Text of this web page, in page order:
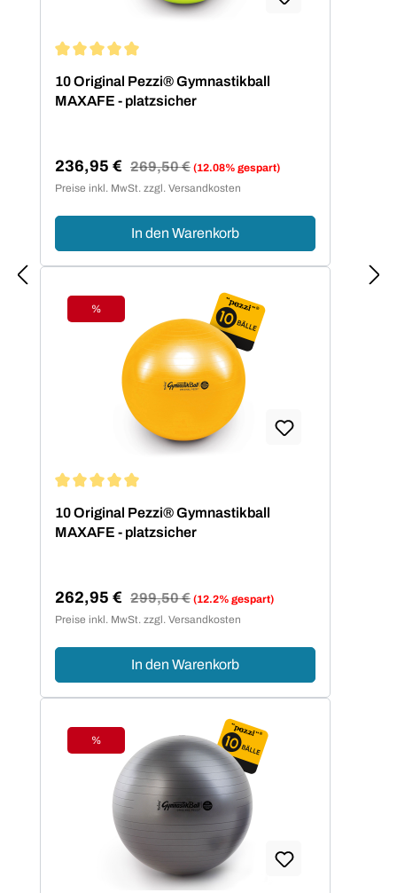
10 Original Pezzi® Gymnastikball
MAXAFE - platzsicher
Verkaufspreis:
236,95 € Regulärer Preis:
269,50 € (12.08% gespart)
Preise inkl. MwSt. zzgl. Versandkosten
In den Warenkorb
Rabatt
%
10 Original Pezzi® Gymnastikball
MAXAFE - platzsicher
Verkaufspreis:
262,95 € Regulärer Preis:
299,50 € (12.2% gespart)
Preise inkl. MwSt. zzgl. Versandkosten
In den Warenkorb
Rabatt
%